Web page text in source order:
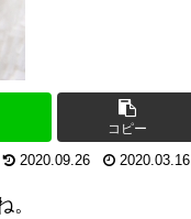
コピー
2020.09.26 2020.03.16